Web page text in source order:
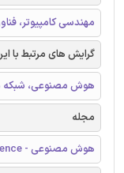
مهندسی کامپیوتر،
گرایش های مرتبط با
هوش مصنوعی، شبکه
مجله
هوش مصنوعی - Artificial Intelligence